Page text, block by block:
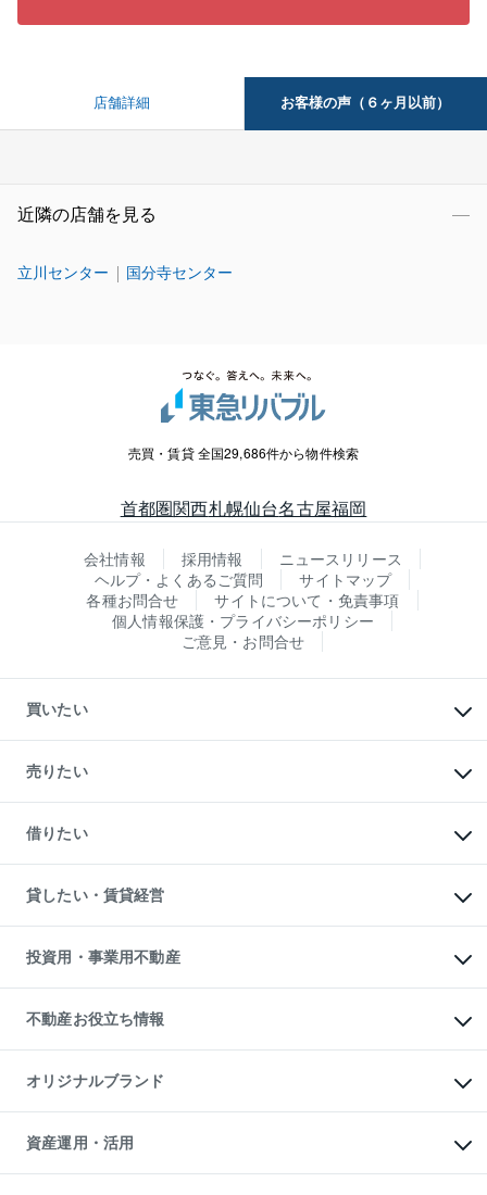
店舗詳細 お客様の声（６ヶ月以前）
近隣の店舗を見る
立川センター 国分寺センター
売買・賃貸 全国29,686件から物件検索
首都圏関西札幌仙台名古屋福岡
会社情報 採用情報
ニュースリリース
ヘルプ・よくあるご質問
サイトマップ
各種お問合せ
サイトについて・免責事項
個人情報保護・プライバシーポリシー
ご意見・お問合せ
買いたい
新築・分譲マンションの購入
中古マンションの購入
一戸建ての購入
中古一戸建ての購入
不動産購入の流れ
注目キーワード物件特集
購入ガイド
English 繁体中文簡体中文
売りたい
一戸建ての売却・査定
土地の売却・査定
スピードAI査定
不動産査定について
不動産売却の流れ
不動産買換えの流れ
売却ガイド
借りたい
オフィス・店舗の賃貸
借りるときの流れ
借りるガイド
貸したい・賃貸経営
マンション賃料データ
賃貸管理プラン
リロケーションについて
貸すガイド
投資用・事業用不動産
事業用不動産
マンション投資
投資用マンション
アパート経営
収益物件
ビル購入（ビル一棟）
投資用不動産の売却査定
事業用不動産の売却査定
不動産お役立ち情報
マンションライブラリー
人気マンションランキング
暮らしに役立つ不動産メディア
不動産相場・不動産価格情報
不動産コラム・ニュース
オリジナルブランド
一棟リノベーションマンション
L`GENTE（ルジェンテ）
区分リノベーションマンション
資産運用・活用